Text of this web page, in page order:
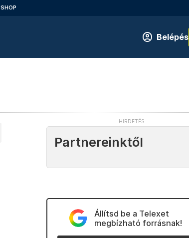
SHOP
Belépés
Partnereinktől
Állítsd be a Telexet
megbízható forrásnak!